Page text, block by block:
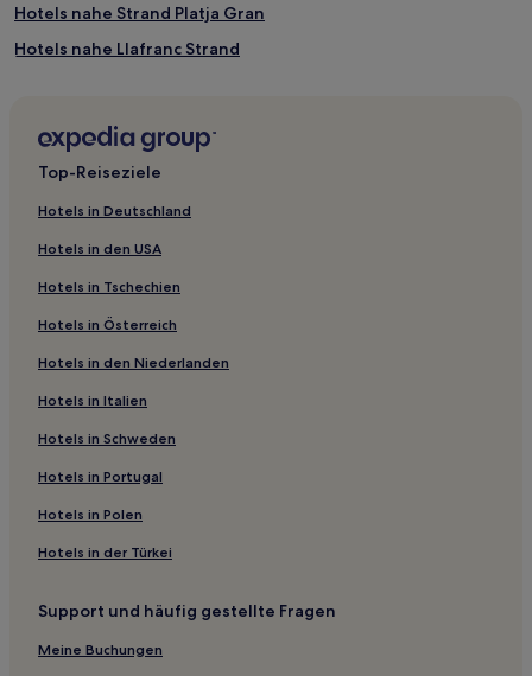
Hotels nahe Strand Platja Gran
Hotels nahe Llafranc Strand
Pals Hotels
Calonge Hotels
Hotels nahe Des Bol Nou-Strand
Hotels nahe Fundació Mona
S'agaro Hotels
Hotels nahe Sant Roc Strand
Blanes Hotels
Hotels nahe Strand von Canadell
Hotels nahe Sa Carbonera Strand
Hotels nahe Strand Es Codolar
Hotels nahe Camino de Ronda
Fontclara Hotels
Top-Reiseziele
Hotels in Deutschland
Hotels in den USA
Hotels in Tschechien
Hotels in Österreich
Hotels in den Niederlanden
Hotels in Italien
Hotels in Schweden
Hotels in Portugal
Hotels in Polen
Hotels in der Türkei
Support und häufig gestellte Fragen
Meine Buchungen